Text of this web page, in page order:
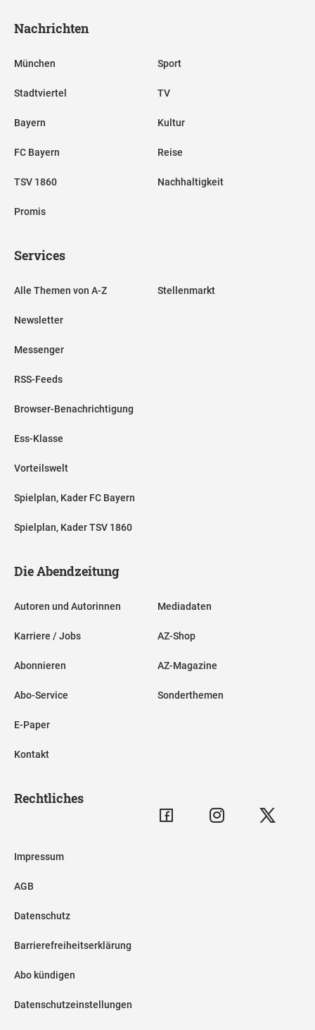
Nachrichten
München
Stadtviertel
Bayern
FC Bayern
TSV 1860
Promis
Sport
TV
Kultur
Reise
Nachhaltigkeit
Services
Alle Themen von A-Z
Newsletter
Messenger
RSS-Feeds
Browser-Benachrichtigung
Ess-Klasse
Vorteilswelt
Spielplan, Kader FC Bayern
Spielplan, Kader TSV 1860
Stellenmarkt
Die Abendzeitung
Autoren und Autorinnen
Karriere / Jobs
Abonnieren
Abo-Service
E-Paper
Kontakt
Mediadaten
AZ-Shop
AZ-Magazine
Sonderthemen
Rechtliches
Impressum
AGB
Datenschutz
Barrierefreiheitserklärung
Abo kündigen
Datenschutzeinstellungen